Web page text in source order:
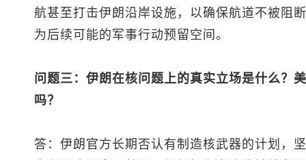
航甚至打击伊朗沿岸设施，以确保航道不被阻
为后续可能的军事行动预留空间。
问题三：伊朗在核问题上的真实立场是什么？
吗？
答：伊朗官方长期否认有制造核武器的计划，